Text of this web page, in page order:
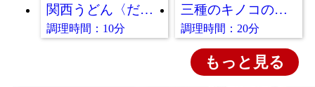
関西うどん〈だし〉
調理時間：10分
三種のキノコのクリームパスタ〈しょうゆ〉
調理時間：20分
もっと見る